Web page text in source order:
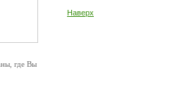
Наверх
где Вы